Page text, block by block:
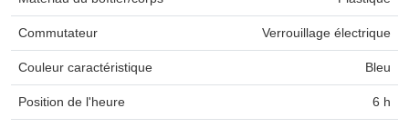
Commutateur Verrouillage électrique
Couleur caractéristique Bleu
Position de l'heure 6 h